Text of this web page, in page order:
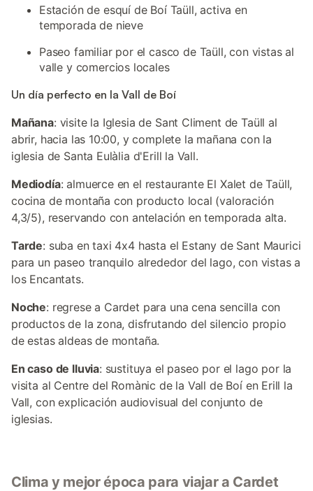
Estación de esquí de Boí Taüll, activa en
temporada de nieve
Paseo familiar por el casco de Taüll, con vistas al
valle y comercios locales
Un día perfecto en la Vall de Boí
Mañana: visite la Iglesia de Sant Climent de Taüll al
abrir, hacia las 10:00, y complete la mañana con la
iglesia de Santa Eulàlia d'Erill la Vall.
Mediodía: almuerce en el restaurante El Xalet de Taüll,
cocina de montaña con producto local (valoración
4,3/5), reservando con antelación en temporada alta.
Tarde: suba en taxi 4x4 hasta el Estany de Sant Maurici
para un paseo tranquilo alrededor del lago, con vistas a
los Encantats.
Noche: regrese a Cardet para una cena sencilla con
productos de la zona, disfrutando del silencio propio
de estas aldeas de montaña.
En caso de lluvia: sustituya el paseo por el lago por la
visita al Centre del Romànic de la Vall de Boí en Erill la
Vall, con explicación audiovisual del conjunto de
iglesias.
Clima y mejor época para viajar a Cardet